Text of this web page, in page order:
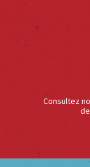
Consultez